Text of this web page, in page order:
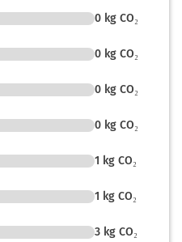
0 kg CO₂
0 kg CO₂
0 kg CO₂
0 kg CO₂
1 kg CO₂
1 kg CO₂
3 kg CO₂